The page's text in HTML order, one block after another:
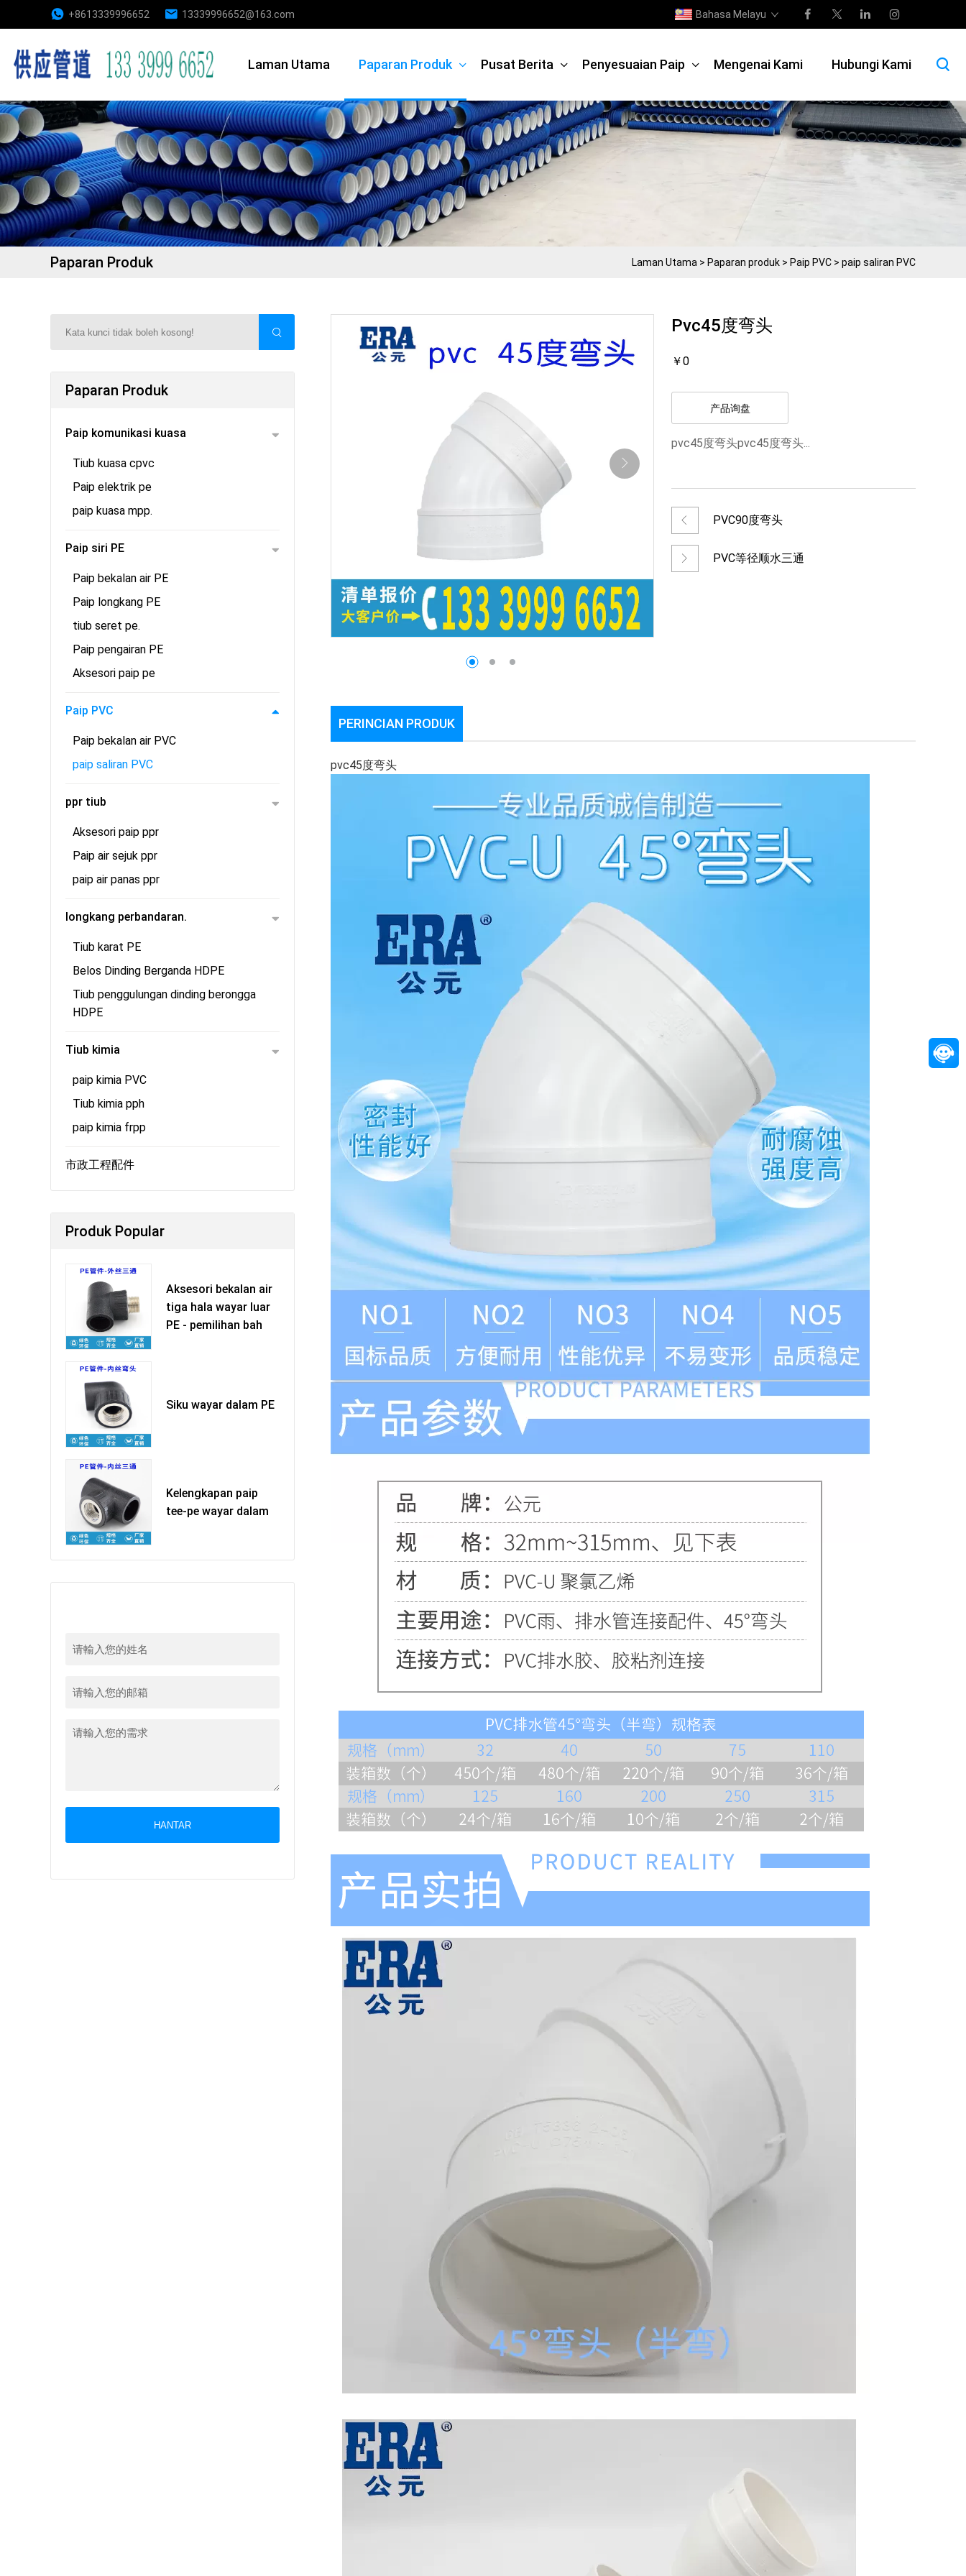
+8613339996652 13339996652@163.com Bahasa Melayu
Laman Utama Paparan Produk Pusat Berita Penyesuaian Paip Mengenai Kami Hubungi Kami
Paparan Produk Laman Utama > Paparan produk > Paip PVC > paip saliran PVC
Paparan Produk
Paip komunikasi kuasa
Tiub kuasa cpvc
Paip elektrik pe
paip kuasa mpp.
Paip siri PE
Paip bekalan air PE
Paip longkang PE
tiub seret pe.
Paip pengairan PE
Aksesori paip pe
Paip PVC
Paip bekalan air PVC
paip saliran PVC
ppr tiub
Aksesori paip ppr
Paip air sejuk ppr
paip air panas ppr
longkang perbandaran.
Tiub karat PE
Belos Dinding Berganda HDPE
Tiub penggulungan dinding berongga
HDPE
Tiub kimia
paip kimia PVC
Tiub kimia pph
paip kimia frpp
市政工程配件
Produk Popular
Aksesori bekalan air
tiga hala wayar luar
PE - pemilihan bah
Siku wayar dalam PE
Kelengkapan paip
tee-pe wayar dalam
HANTAR
Pvc45度弯头
￥0
产品询盘
pvc45度弯头pvc45度弯头...
PVC90度弯头
PVC等径顺水三通
PERINCIAN PRODUK
pvc45度弯头